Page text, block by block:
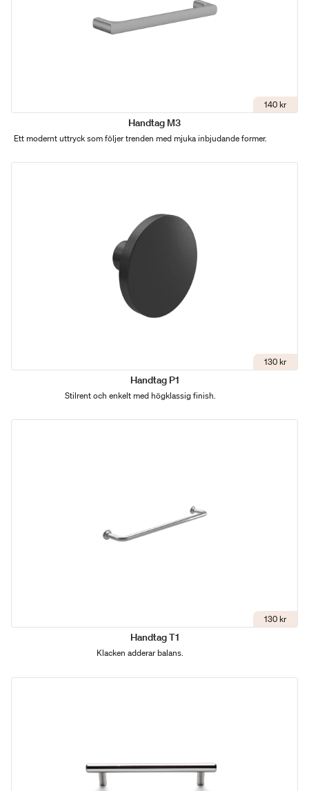
140 kr
Handtag M3
Ett modernt uttryck som följer trenden med mjuka inbjudande former.
130 kr
Handtag P1
Stilrent och enkelt med högklassig finish.
130 kr
Handtag T1
Klacken adderar balans.